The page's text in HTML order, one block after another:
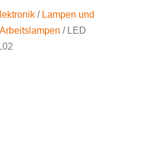
/ Lampen und
Arbeitslampen / LED